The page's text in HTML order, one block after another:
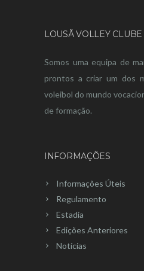
LOUSÃ VOLLEY CLUBE
Somos uma equipa de
prontos a criar um dos
voleibol do mundo
de formação.
INFORMAÇÕES
Informações Úteis
Regulamento
Estadia
Edições Anteriores
Notícias